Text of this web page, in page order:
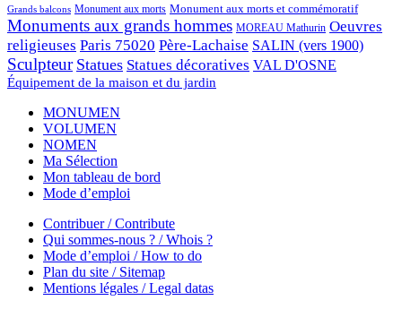
Grands balcons Monument aux morts Monument aux morts et commémoratif
Monuments aux grands hommes MOREAU Mathurin Oeuvres
religieuses Paris 75020 Père-Lachaise SALIN (vers 1900)
Sculpteur Statues Statues décoratives VAL D'OSNE
Équipement de la maison et du jardin
MONUMEN
VOLUMEN
NOMEN
Ma Sélection
Mon tableau de bord
Mode d’emploi
Contribuer / Contribute
Qui sommes-nous ? / Whois ?
Mode d’emploi / How to do
Plan du site / Sitemap
Mentions légales / Legal datas